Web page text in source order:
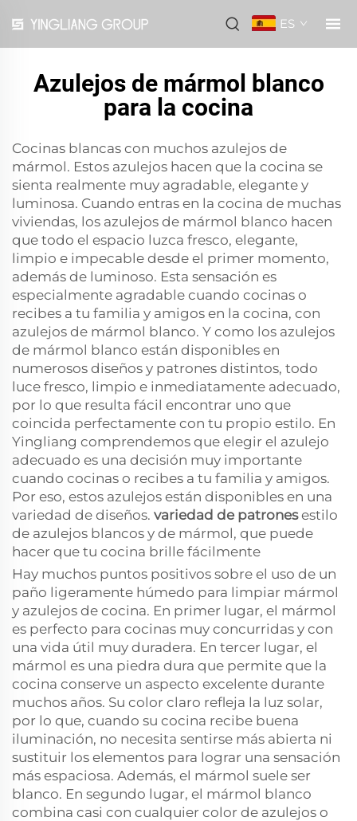
ES
Azulejos de mármol blanco
para la cocina
Cocinas blancas con muchos azulejos de
mármol. Estos azulejos hacen que la cocina se
sienta realmente muy agradable, elegante y
luminosa. Cuando entras en la cocina de muchas
viviendas, los azulejos de mármol blanco hacen
que todo el espacio luzca fresco, elegante,
limpio e impecable desde el primer momento,
además de luminoso. Esta sensación es
especialmente agradable cuando cocinas o
recibes a tu familia y amigos en la cocina, con
azulejos de mármol blanco. Y como los azulejos
de mármol blanco están disponibles en
numerosos diseños y patrones distintos, todo
luce fresco, limpio e inmediatamente adecuado,
por lo que resulta fácil encontrar uno que
coincida perfectamente con tu propio estilo. En
Yingliang comprendemos que elegir el azulejo
adecuado es una decisión muy importante
cuando cocinas o recibes a tu familia y amigos.
Por eso, estos azulejos están disponibles en una
variedad de diseños. variedad de patronesestilo
de azulejos blancos y de mármol, que puede
hacer que tu cocina brille fácilmente
Hay muchos puntos positivos sobre el uso de un
paño ligeramente húmedo para limpiar mármol
y azulejos de cocina. En primer lugar, el mármol
es perfecto para cocinas muy concurridas y con
una vida útil muy duradera. En tercer lugar, el
mármol es una piedra dura que permite que la
cocina conserve un aspecto excelente durante
muchos años. Su color claro refleja la luz solar,
por lo que, cuando su cocina recibe buena
iluminación, no necesita sentirse más abierta ni
sustituir los elementos para lograr una sensación
más espaciosa. Además, el mármol suele ser
blanco. En segundo lugar, el mármol blanco
combina casi con cualquier color de azulejos o